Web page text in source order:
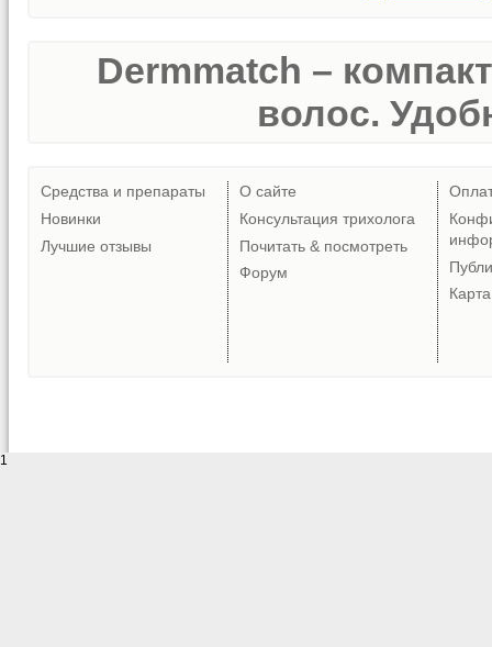
Dermmatch –
волос.
Средства и препараты
Новинки
Лучшие отзывы
О сайте
Консультация трихолога
Почитать & посмотреть
Форум
1